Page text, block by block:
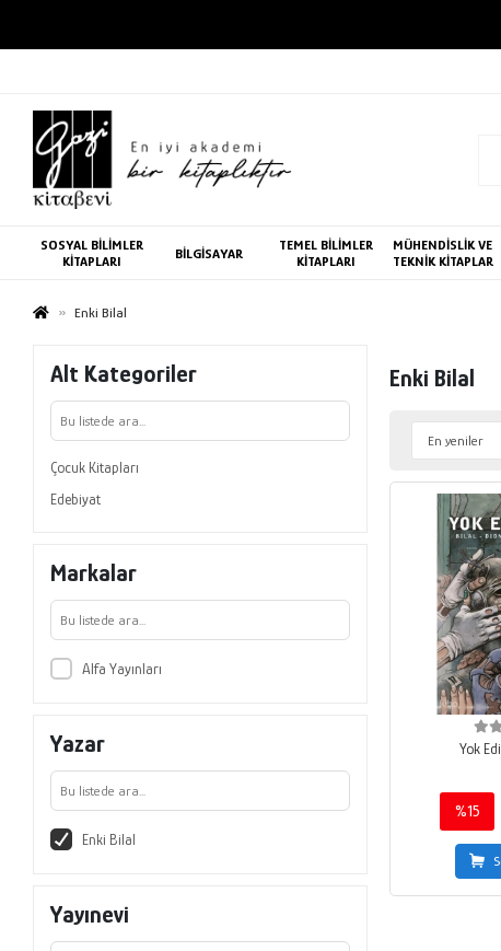
SOSYAL BİLİMLER
KİTAPLARI
BİLGİSAYAR
TEMEL BİLİMLER
KİTAPLARI
MÜHENDİSLİK VE
TEKNİK KİTAPLAR
Enki Bilal
Alt Kategoriler
Çocuk Kitapları
Edebiyat
Markalar
Alfa Yayınları
Yazar
Enki Bilal
Yayınevi
Enki Bilal
Yok
%15